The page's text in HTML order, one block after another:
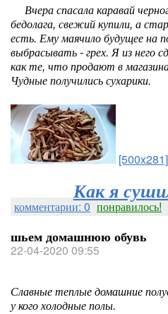
Вчера спасала каравай
бедолага, свежий купили, а
есть. Ему маячило будущее на
выбрасывать - грех. Я из него
как те, что продают в
Чудные получились сухарики.
[500x281]
Как я
комментарии: 0 понравилось!
шьем домашнюю обувь
22-04-2020 09:55
Славные теплые домашние
у кого холодные полы.